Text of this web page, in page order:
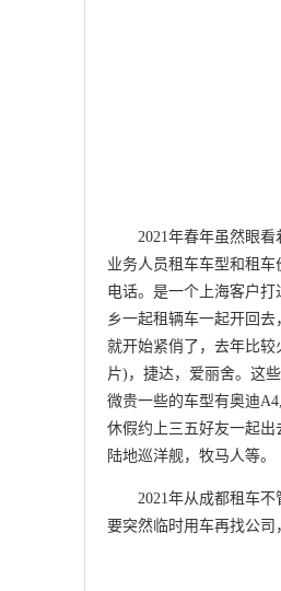
2021年春年虽然眼看着
业务人员租车车型和租
电话。是一个上海客户
乡一起租辆车一起开回
就开始紧俏了，去年比
片)，捷达，爱丽舍。这
微贵一些的车型有奥迪
休假约上三五好友一起出
陆地巡洋舰，牧马人等。
2021年从成都租车不
要突然临时用车再找公司